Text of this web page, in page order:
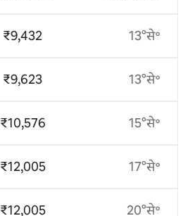
₹9,432
₹9,623
₹10,576
₹12,005
₹12,005
13°से॰
13°से॰
15°से॰
17°से॰
20°से॰